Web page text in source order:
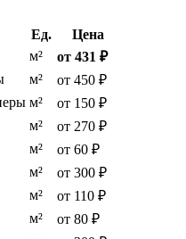
Ед.
Цена
м²
от 431 ₽
м²
от 450 ₽
м²
от 150 ₽
м²
от 270 ₽
м²
от 60 ₽
м²
от 300 ₽
м²
от 110 ₽
м²
от 80 ₽